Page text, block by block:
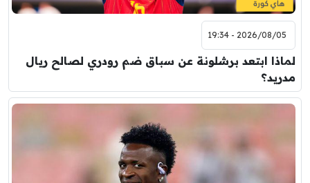
2026/08/05 - 19:34
لماذا ابتعد برشلونة عن سباق ضم رودري لصالح ريال
مدريد؟